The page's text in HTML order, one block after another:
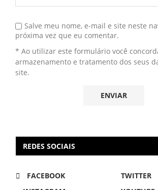
Salve meu nome, e-mail e site neste
próxima vez que eu comentar.
* Ao utilizar este formulário você
armazenamento e tratamento dos seus
site.
REDES SOCIAIS
FACEBOOK
TWITTER